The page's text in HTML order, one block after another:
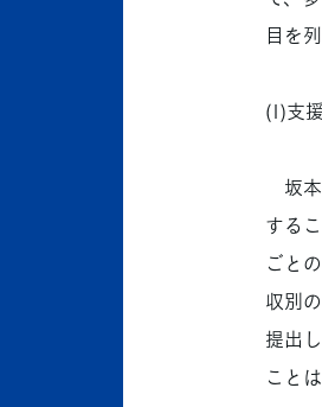
目を
(1)支
坂本
する
ごと
収別
提出
こと